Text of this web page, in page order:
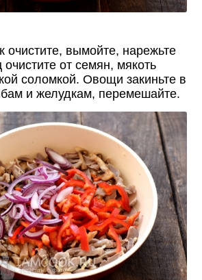
очистите, вымойте, нарежьте
от семян, мякоть
соломкой. Овощи закиньте в
и желудкам, перемешайте.